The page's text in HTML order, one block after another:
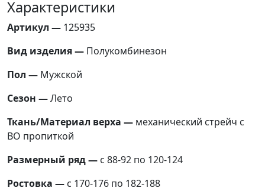
Характеристики
Артикул — 125935
Вид изделия — Полукомбинезон
Пол — Мужской
Сезон —Лето
Ткань/Материал верха — механический стрейч с
ВО пропиткой
Размерный ряд — с 88-92 по 120-124
Ростовка — с 170-176 по 182-188